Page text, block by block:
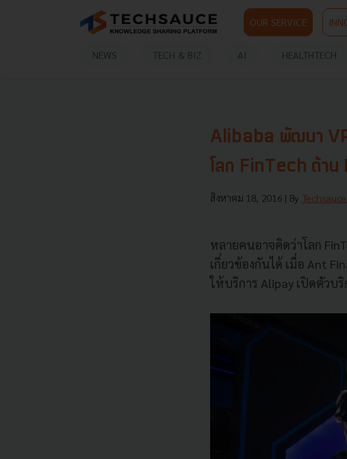
OUR SERVICE
NEWS TECH & BIZ AI HEALTHTECH
Alibaba พัฒนา
โลก FinTech ด้า
สิงหาคม 18, 2016 | By
หลายคนอาจคิดว่าโลก
เกี่ยวข้องกันได้ เมื่อ Ant
ให้บริการ Alipay เปิดตัวบ